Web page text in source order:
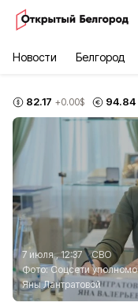
Новости Белгород
82.17 +0.00$ 94.84
7 июля , 12:37
СВО
Фото:Соцсети
Яны Лантратовой